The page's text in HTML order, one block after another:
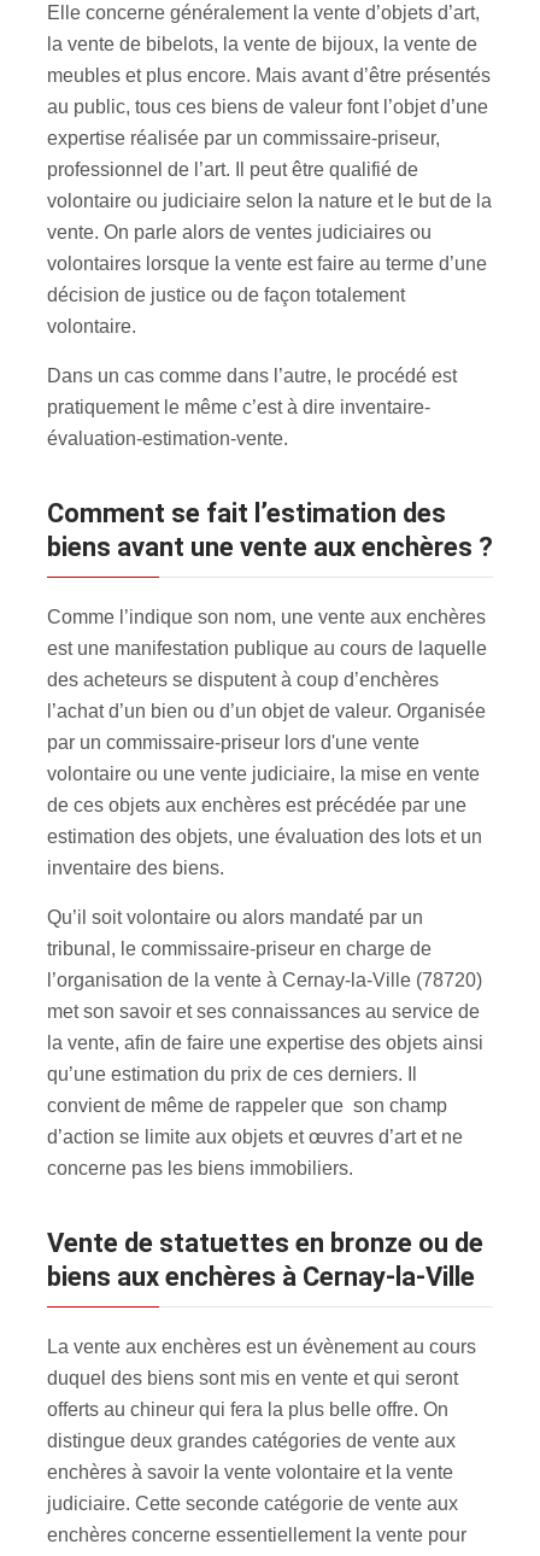
Elle concerne généralement la vente d’objets d’art,
la vente de bibelots, la vente de bijoux, la vente de
meubles et plus encore. Mais avant d’être présentés
au public, tous ces biens de valeur font l’objet d’une
expertise réalisée par un commissaire-priseur,
professionnel de l’art. Il peut être qualifié de
volontaire ou judiciaire selon la nature et le but de la
vente. On parle alors de ventes judiciaires ou
volontaires lorsque la vente est faire au terme d’une
décision de justice ou de façon totalement
volontaire.
Dans un cas comme dans l’autre, le procédé est
pratiquement le même c’est à dire inventaire-
évaluation-estimation-vente.
Comment se fait l’estimation des
biens avant une vente aux enchères ?
Comme l’indique son nom, une vente aux enchères
est une manifestation publique au cours de laquelle
des acheteurs se disputent à coup d’enchères
l’achat d’un bien ou d’un objet de valeur. Organisée
par un commissaire-priseur lors d'une vente
volontaire ou une vente judiciaire, la mise en vente
de ces objets aux enchères est précédée par une
estimation des objets, une évaluation des lots et un
inventaire des biens.
Qu’il soit volontaire ou alors mandaté par un
tribunal, le commissaire-priseur en charge de
l’organisation de la vente à Cernay-la-Ville (78720)
met son savoir et ses connaissances au service de
la vente, afin de faire une expertise des objets ainsi
qu’une estimation du prix de ces derniers. Il
convient de même de rappeler que son champ
d’action se limite aux objets et œuvres d’art et ne
concerne pas les biens immobiliers.
Vente de statuettes en bronze ou de
biens aux enchères à Cernay-la-Ville
La vente aux enchères est un évènement au cours
duquel des biens sont mis en vente et qui seront
offerts au chineur qui fera la plus belle offre. On
distingue deux grandes catégories de vente aux
enchères à savoir la vente volontaire et la vente
judiciaire. Cette seconde catégorie de vente aux
enchères concerne essentiellement la vente pour